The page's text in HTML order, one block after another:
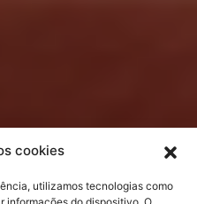
cookies
utilizamos tecnologias como